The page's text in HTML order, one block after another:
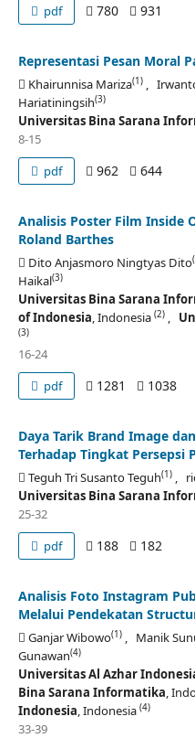
pdf
780 931
Representasi Pesan Moral
Khairunnisa Mariza(1),
Hariatiningsih(3)
Universitas Bina Sarana
8-15
pdf
962 644
Analisis Poster Film Inside
Roland Barthes
Dito Anjasmoro Ningtyas Dito
Haikal(3)
Universitas Bina Sarana
of Indonesia, Indonesia (2),
(3)
16-24
pdf
1281 1038
Daya Tarik Brand Image
Terhadap Tingkat Persepsi
Teguh Tri Susanto Teguh(1),
Universitas Bina Sarana
25-32
pdf
188 182
Analisis Foto Instagram
Melalui Pendekatan
Ganjar Wibowo(1), Manik
Gunawan(4)
Universitas Al Azhar
Bina Sarana Informatika,
Indonesia, Indonesia (4)
33-39